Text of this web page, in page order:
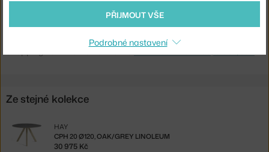
HAY-AE848-A326-AR38
Ste zo Slovenska? Prejdite na CPH Deux 215 L200, black/oak
Ze stejné kolekce
CPH 20 Ø120, OAK/GREY LINOLEUM
HAY
30 975 Kč
PŘIJMOUT VŠE
Podrobné nastavení